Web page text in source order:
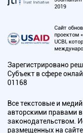
2019
Сайт
проектом
UCBI,
Зарегистрировано
Субъект в сфере
01168
Все текстовые и
авторскими правами
законодательством.
размещенных на